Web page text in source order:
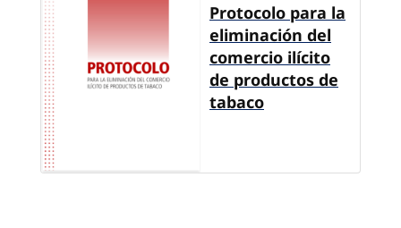
Protocolo para la
eliminación del
comercio ilícito
de productos de
tabaco